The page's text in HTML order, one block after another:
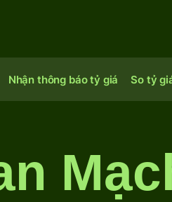
Nhận thông báo tỷ giá So tỷ